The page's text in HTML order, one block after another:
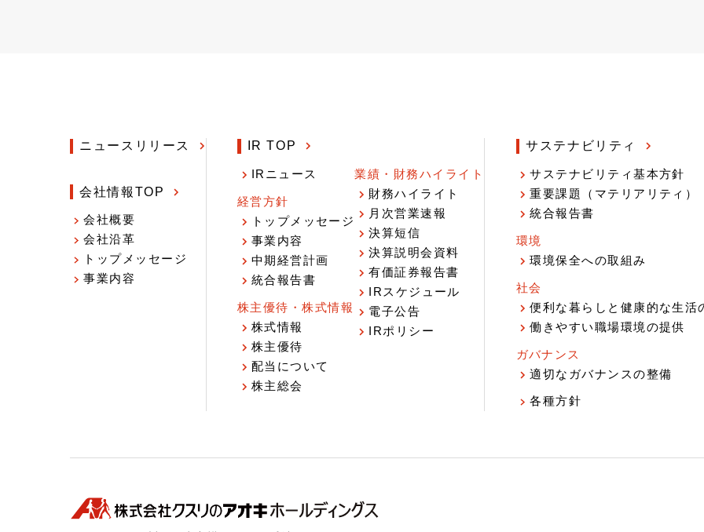
ニュースリリース
会社情報TOP
会社概要
会社沿革
トップメッセージ
事業内容
IR TOP
IRニュース
経営方針
トップメッセージ
事業内容
中期経営計画
統合報告書
株主優待・株式情報
株式情報
株主優待
配当について
株主総会
業績・財務ハイライト
財務ハイライト
月次営業速報
決算短信
決算説明会資料
有価証券報告書
IRスケジュール
電子公告
IRポリシー
サステナビリティ
サステナビリティ基本方針
重要課題（マテリアリティ）
統合報告書
環境
環境保全への取組み
社会
便利な暮らしと健康的な生活
働きやすい職場環境の提供
ガバナンス
適切なガバナンスの整備
各種方針